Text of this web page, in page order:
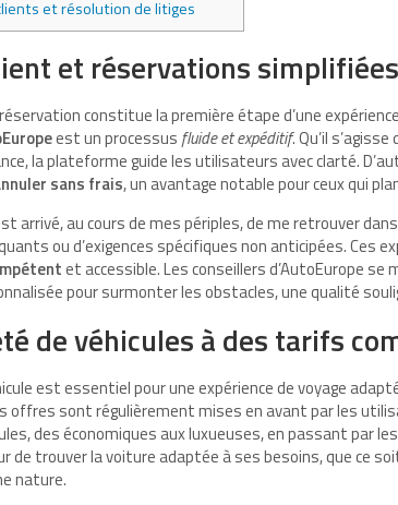
et résolution de litiges
et réservations simplifiées
constitue la première étape d’une
est un processus fluide et expéditif. Qu’il
la plateforme guide les utilisateurs avec clarté.
sans frais, un avantage notable pour ceux qui
arrivé, au cours de mes périples, de me retrouver
ou d’exigences spécifiques non anticipées. Ces
et accessible. Les conseillers d’AutoEurope
pour surmonter les obstacles, une qualité
de véhicules à des tarifs
est essentiel pour une expérience de voyage
offres sont régulièrement mises en avant par les
des économiques aux luxueuses, en passant par
de trouver la voiture adaptée à ses besoins, que ce
nature.